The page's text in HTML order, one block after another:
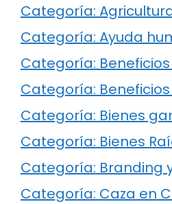
Categoría:
Categoría: Ayuda
Categoría:
Categoría:
Categoría: Bienes
Categoría: Bienes
Categoría: Branding
Categoría: Caza en